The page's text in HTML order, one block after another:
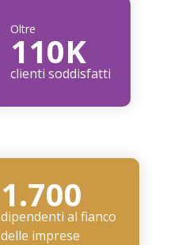
Oltre
110K
clienti soddisfatti
1.700
dipendenti al fianco
delle imprese